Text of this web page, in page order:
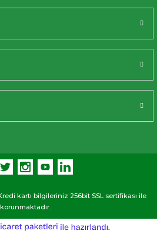
kartı bilgileriniz 256bit SSL sertifikası ile
korunmaktadır.
e-